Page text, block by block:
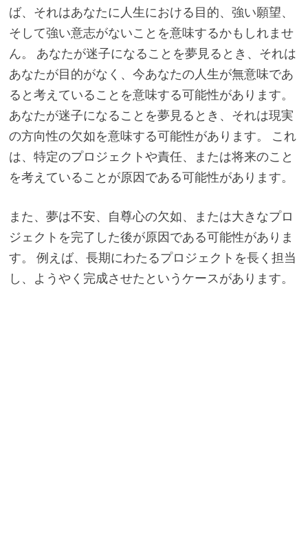
ば、それはあなたに人生における目的、強い願望、
そして強い意志がないことを意味するかもしれませ
ん。 あなたが迷子になることを夢見るとき、それは
あなたが目的がなく、今あなたの人生が無意味であ
ると考えていることを意味する可能性があります。
あなたが迷子になることを夢見るとき、それは現実
の方向性の欠如を意味する可能性があります。 これ
は、特定のプロジェクトや責任、または将来のこと
を考えていることが原因である可能性があります。
また、夢は不安、自尊心の欠如、または大きなプロ
ジェクトを完了した後が原因である可能性がありま
す。 例えば、長期にわたるプロジェクトを長く担当
し、ようやく完成させたというケースがあります。